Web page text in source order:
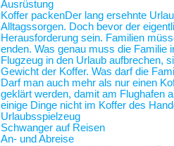
Ausrüstung
Koffer packenDer lang ersehnte
Alltagssorgen. Doch bevor der
Herausforderung sein. Familien
enden. Was genau muss die Familie
Flugzeug in den Urlaub aufbrechen,
Gewicht der Koffer. Was darf die
Darf man auch mehr als nur einen
geklärt werden, damit am Flughafen
einige Dinge nicht im Koffer des
Urlaubsspielzeug
Schwanger auf Reisen
An- und Abreise